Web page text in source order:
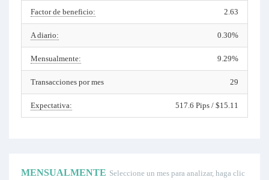
Factor de beneficio: 2.63
A diario: 0.30%
Mensualmente: 9.29%
Transacciones por mes 29
Expectativa: 517.6 Pips / $15.11
MENSUALMENTE Seleccione un mes para analizar, haga clic